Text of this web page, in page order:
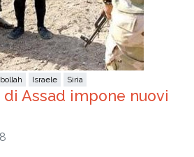
Israele Siria
Assad impone nuovi